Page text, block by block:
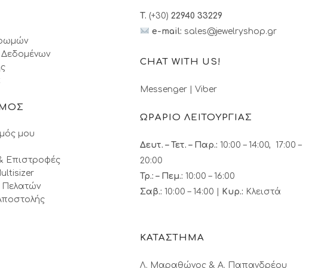
μου
Επιστροφές
Πελατών
T. (+30) 22940 33229
e-mail: sales@jewelryshop.gr
CHAT WITH US!
Messenger Viber
ΩΡΑΡΙΟ ΛΕΙΤΟΥΡΓΙΑΣ
Δευτ. – Τετ. – Παρ.: 10:00 – 14:00, 17:00 –
20:00
Τρ.: – Πεμ.: 10:00 – 16:00
Σαβ.: 10:00 – 14:00 | Κυρ.: Κλειστά
ΚΑΤΑΣΤΗΜΑ
Λ. Μαραθώνος & A. Παπανδρέου